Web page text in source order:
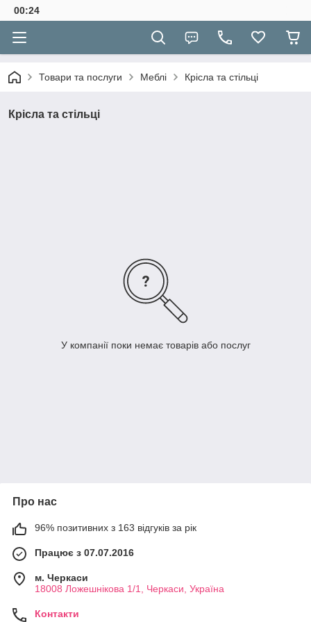
00:24
Товари та послуги Меблі Крісла та стільці
Крісла та стільці
У компанії поки немає товарів або послуг
Про нас
96% позитивних з 163 відгуків за рік
Працює з 07.07.2016
м. Черкаси
18008 Ложешнікова 1/1, Черкаси, Україна
Контакти